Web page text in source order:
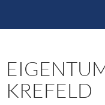
KREFELD